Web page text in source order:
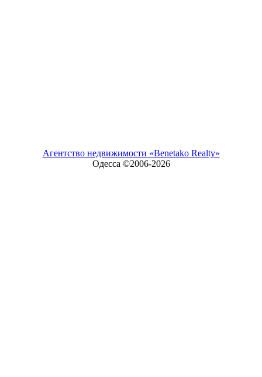
Агентство недвижимости «Benetako Realty»
Одесса ©2006-2026